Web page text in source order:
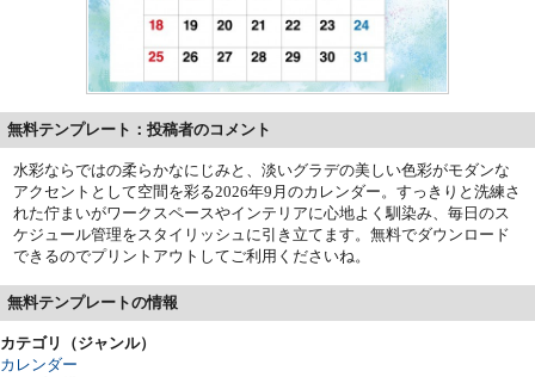
無料テンプレート：投稿者のコメント
水彩ならではの柔らかなにじみと、淡いグラデの美しい色彩がモダンな
アクセントとして空間を彩る2026年9月のカレンダー。すっきりと洗練さ
れた佇まいがワークスペースやインテリアに心地よく馴染み、毎日のス
ケジュール管理をスタイリッシュに引き立てます。無料でダウンロード
できるのでプリントアウトしてご利用くださいね。
無料テンプレートの情報
カテゴリ（ジャンル）
カレンダー